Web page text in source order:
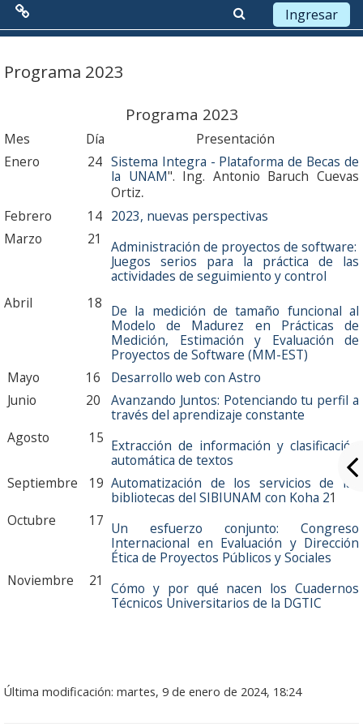
Menú Principal
Antecedentes
Objetivos
Misión
Visión
Líneas Estratégicas
Acciones
Organización
Grupo Promotor
Participantes
Seminarios 2026
Junio: 23
Abril: 21
Febrero: 17
Ingresar
Programa 2023
Programa 2023
Mes Día
Presentación
Enero
24 Sistema Integra - Plataforma de Becas de
la UNAM". Ing. Antonio Baruch Cuevas
Ortiz.
Febrero 14 2023, nuevas perspectivas
Marzo
21
Administración de proyectos de software:
Juegos serios para la práctica de las
actividades de seguimiento y control
Abril
18 De la medición de tamaño funcional al
Modelo de Madurez en Prácticas de
Medición, Estimación y Evaluación de
Proyectos de Software (MM-EST)
Mayo
16
Desarrollo web con Astro
Junio
20
Avanzando Juntos: Potenciando tu perfil a
través del aprendizaje constante
Agosto
15 Extracción de información y clasificación
automática de textos
Septiembre
19 Automatización de los servicios de las
bibliotecas del SIBIUNAM con Koha 21
Octubre
17 Un esfuerzo conjunto: Congreso
Internacional en Evaluación y Dirección
Ética de Proyectos Públicos y Sociales
Noviembre
21 Cómo y por qué nacen los Cuadernos
Técnicos Universitarios de la DGTIC
Última modificación: martes, 9 de enero de 2024, 18:24